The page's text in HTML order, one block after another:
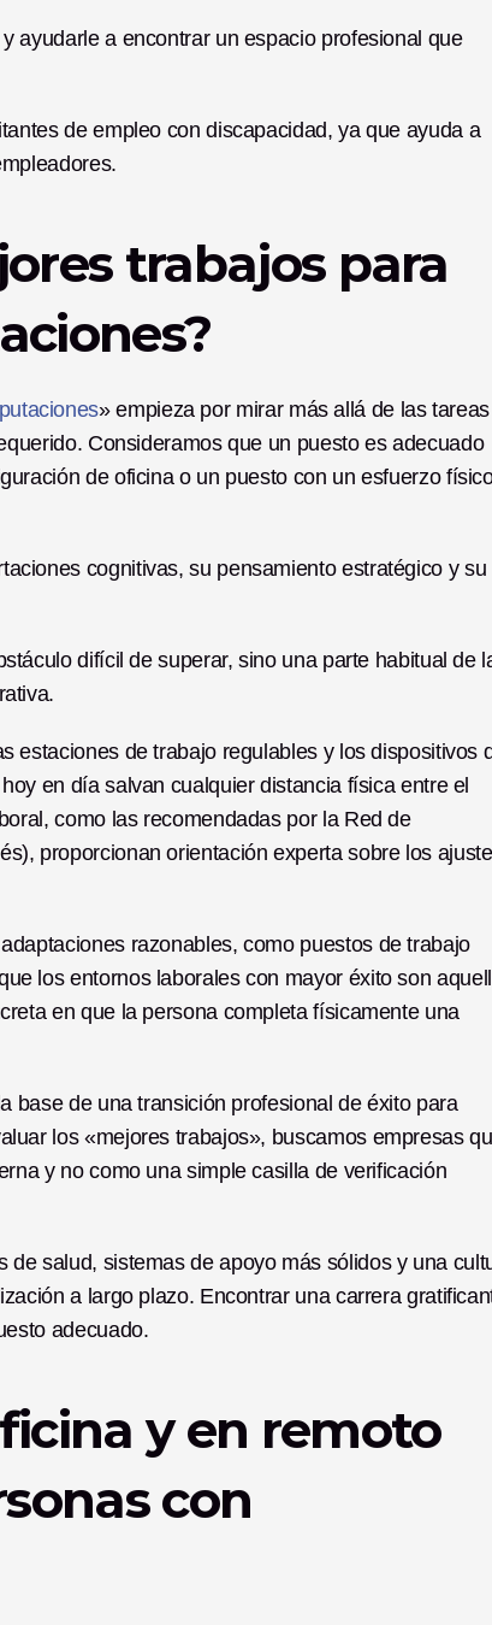
ayudarle a encontrar un espacio profesional que
de empleo con discapacidad, ya que ayuda a
trabajos para
» empieza por mirar más allá de las tareas
Consideramos que un puesto es adecuado
de oficina o un puesto con un esfuerzo
cognitivas, su pensamiento estratégico y su
difícil de superar, sino una parte habitual de
estaciones de trabajo regulables y los dispositivos
en día salvan cualquier distancia física entre el
como las recomendadas por la Red de
proporcionan orientación experta sobre los
razonables, como puestos de trabajo
los entornos laborales con mayor éxito son
en que la persona completa físicamente una
base de una transición profesional de éxito para
los «mejores trabajos», buscamos empresas
y no como una simple casilla de verificación
salud, sistemas de apoyo más sólidos y una
a largo plazo. Encontrar una carrera
adecuado.
y en remoto
con